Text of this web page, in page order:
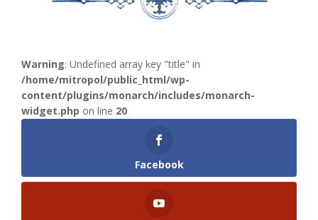
Warning: Undefined array key "title" in
/home/mitropol/public_html/wp-
content/plugins/monarch/includes/monarch-
widget.php on line 20
Facebook